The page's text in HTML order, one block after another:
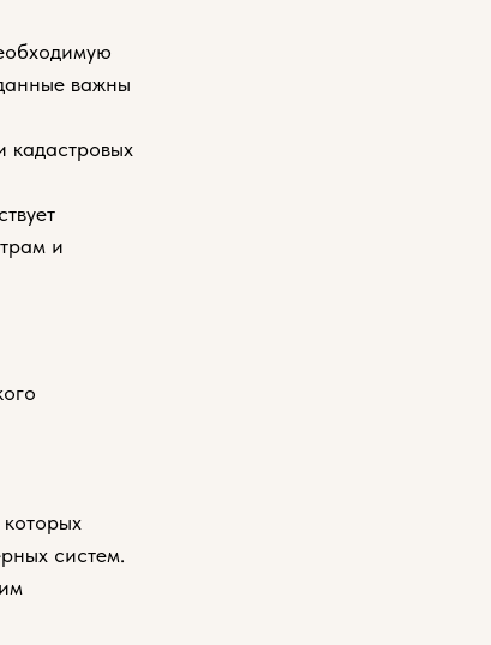
важны
кадастровых
и
систем.